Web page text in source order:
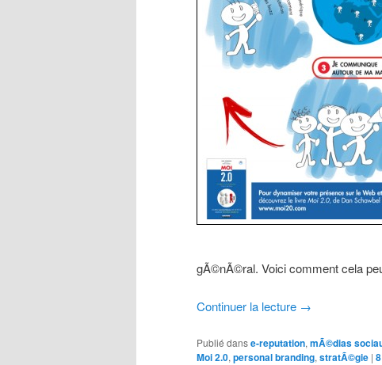
gÃ©nÃ©ral. Voici comment cela
Continuer la lecture →
Publié danse-reputation, mÃ©dias
Moi 2.0, personal branding, stratÃ©gie |